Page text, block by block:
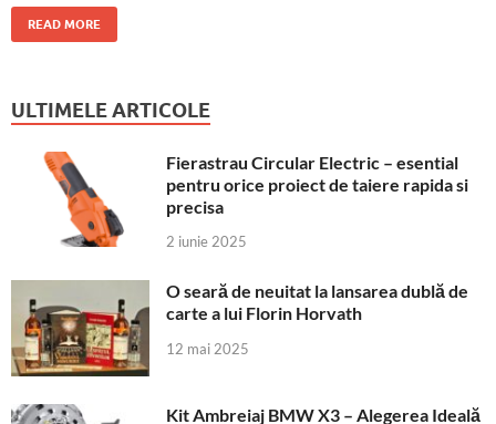
READ MORE
ULTIMELE ARTICOLE
Fierastrau Circular Electric – esential
pentru orice proiect de taiere rapida si
precisa
2 iunie 2025
O seară de neuitat la lansarea dublă de
carte a lui Florin Horvath
12 mai 2025
Kit Ambreiaj BMW X3 – Alegerea Ideală